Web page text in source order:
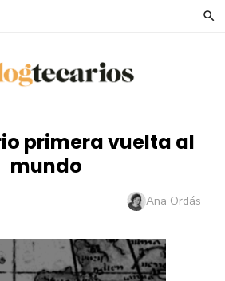
primera vuelta al
mundo
Autor
Ana Ordás